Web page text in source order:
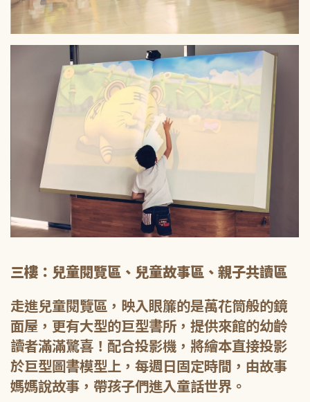
三樓：兒童閱覽區、兒童故事區、親子共讀區
走進兒童閱覽區，映入眼簾的是萬花筒般的鏡
面屋，更有大型的巨型書所，提供來館的幼齡
讀者滿滿驚喜！配合投影機，將繪本直接投影
於巨型圖書模型上，每週日固定時間，由故事
媽媽說故事，帶孩子們進入童話世界。